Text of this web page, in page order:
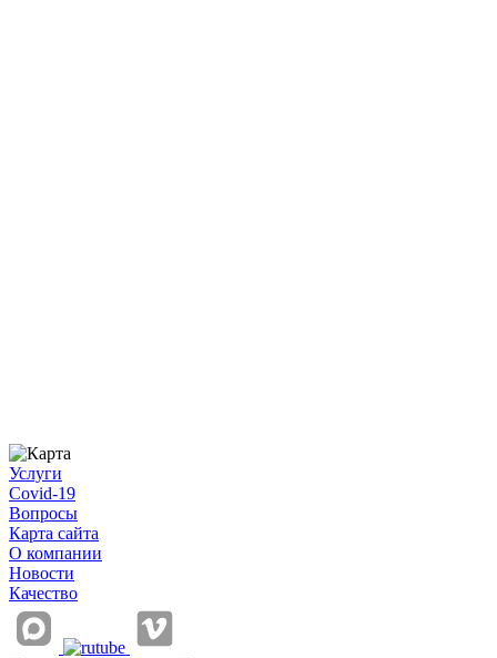
Услуги
Covid-19
Вопросы
Карта сайта
О компании
Новости
Качество